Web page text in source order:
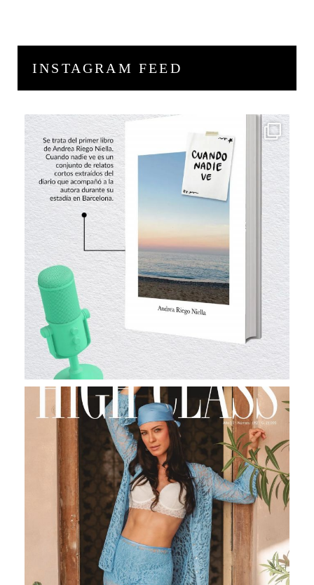
INSTAGRAM FEED